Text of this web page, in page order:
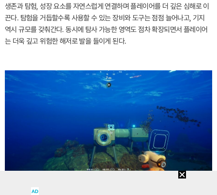
생존과 탐험, 성장 요소를 자연스럽게 연결하며 플레이어를 더 깊은 심해로 이
끈다. 탐험을 거듭할수록 사용할 수 있는 장비와 도구는 점점 늘어나고, 기지
역시 규모를 갖춰간다. 동시에 탐사 가능한 영역도 점차 확장되면서 플레이어
는 더욱 깊고 위험한 해저로 발을 들이게 된다.
AD